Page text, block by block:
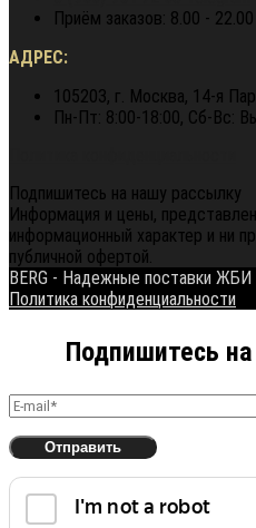
Приём заказов: 8.00 -
АДРЕС:
105203, г. Москва, 14-я
Пн-Пт: 8:00-18:00, Сб-Вс:
Подпишитесь на нашу рассылку
Информация и цены,
информационный характер и ни
публичной офертой.
BERG - Надежные поставки ЖБИ
Политика конфиденциальности
Подпишитесь